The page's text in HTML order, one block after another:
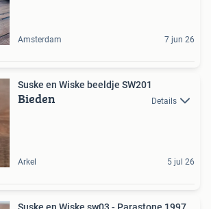
Amsterdam 7 jun 26
Suske en Wiske beeldje SW201
Bieden Details
Arkel 5 jul 26